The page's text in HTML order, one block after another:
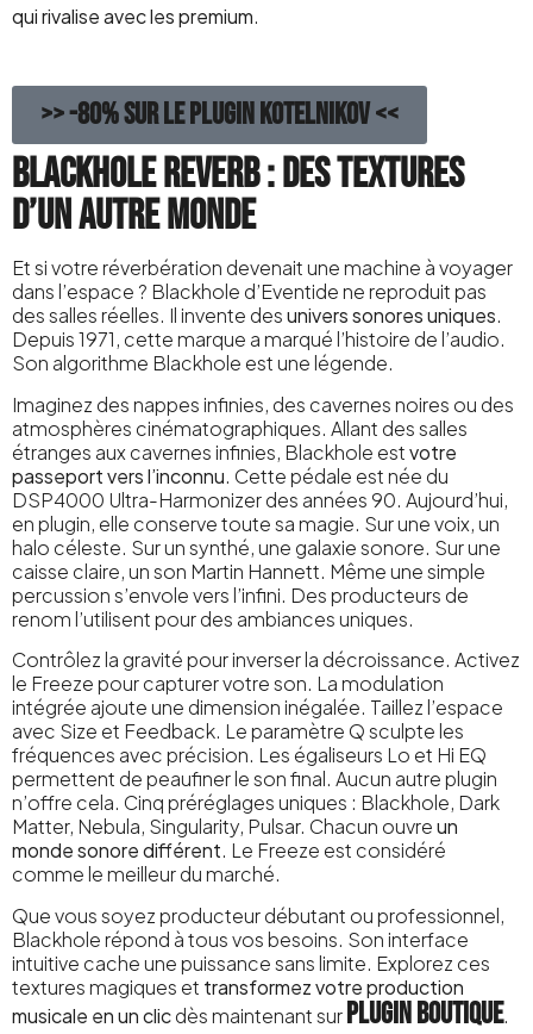
qui rivalise avec les premium.
>> -80% sur le plugin KOTELNIKOV <<
Blackhole Reverb : des textures
d’un autre monde
Et si votre réverbération devenait une machine à voyager
dans l’espace ? Blackhole d’Eventide ne reproduit pas
des salles réelles. Il invente desunivers sonores uniques.
Depuis 1971, cette marque a marqué l’histoire de l’audio.
Son algorithme Blackhole est une légende.
Imaginez des nappes infinies, des cavernes noires ou des
atmosphères cinématographiques. Allant des salles
étranges aux cavernes infinies, Blackhole estvotre
passeport vers l’inconnu. Cette pédale est née du
DSP4000 Ultra-Harmonizer des années 90. Aujourd’hui,
en plugin, elle conserve toute sa magie. Sur une voix, un
halo céleste. Sur un synthé, une galaxie sonore. Sur une
caisse claire, un son Martin Hannett. Même une simple
percussion s’envole vers l’infini. Des producteurs de
renom l’utilisent pour des ambiances uniques.
Contrôlez la gravité pour inverser la décroissance. Activez
le Freeze pour capturer votre son. La modulation
intégrée ajoute une dimension inégalée. Taillez l’espace
avec Size et Feedback. Le paramètre Q sculpte les
fréquences avec précision. Les égaliseurs Lo et Hi EQ
permettent de peaufiner le son final. Aucun autre plugin
n’offre cela. Cinq préréglages uniques : Blackhole, Dark
Matter, Nebula, Singularity, Pulsar. Chacun ouvreun
monde sonore différent. Le Freeze est considéré
comme le meilleur du marché.
Que vous soyez producteur débutant ou professionnel,
Blackhole répond à tous vos besoins. Son interface
intuitive cache une puissance sans limite. Explorez ces
textures magiques et transformez votre production
musicale en un clicdès maintenant surPlugin Boutique.